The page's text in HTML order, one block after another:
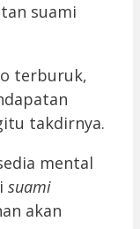
suami
terburuk,
takdirnya.
mental
suami
akan